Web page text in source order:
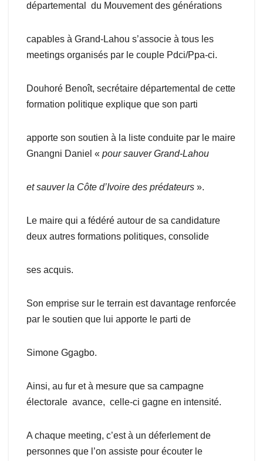
départemental du Mouvement des générations
capables à Grand-Lahou s’associe à tous les
meetings organisés par le couple Pdci/Ppa-ci.
Douhoré Benoît, secrétaire départemental de cette
formation politique explique que son parti
apporte son soutien à la liste conduite par le maire
Gnangni Daniel « pour sauver Grand-Lahou
et sauver la Côte d’Ivoire des prédateurs ».
Le maire qui a fédéré autour de sa candidature
deux autres formations politiques, consolide
ses acquis.
Son emprise sur le terrain est davantage renforcée
par le soutien que lui apporte le parti de
Simone Ggagbo.
Ainsi, au fur et à mesure que sa campagne
électorale avance, celle-ci gagne en intensité.
A chaque meeting, c’est à un déferlement de
personnes que l’on assiste pour écouter le